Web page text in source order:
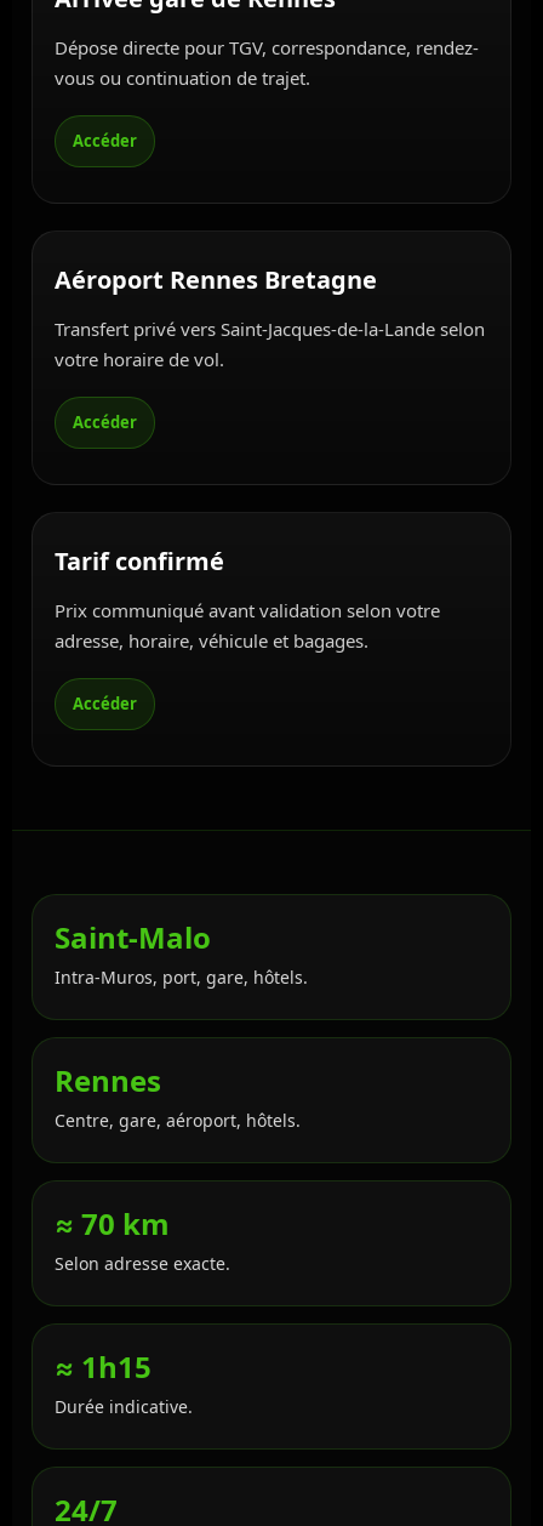
Dépose directe pour TGV, correspondance, rendez-
vous ou continuation de trajet.
Aéroport Rennes Bretagne
Transfert privé vers Saint-Jacques-de-la-Lande selon
votre horaire de vol.
Tarif confirmé
Prix communiqué avant validation selon votre
adresse, horaire, véhicule et bagages.
Saint-Malo
Intra-Muros, port, gare, hôtels.
Rennes
Centre, gare, aéroport, hôtels.
≈ 70 km
Selon adresse exacte.
≈ 1h15
Durée indicative.
24/7